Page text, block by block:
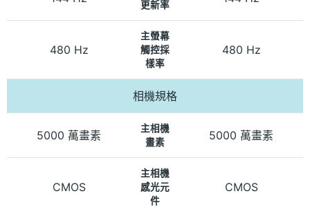
更新率
480 Hz
主螢幕
觸控採
樣率
480 Hz
相機規格
5000 萬畫素
主相機
畫素
5000 萬畫素
CMOS
主相機
感光元
件
CMOS